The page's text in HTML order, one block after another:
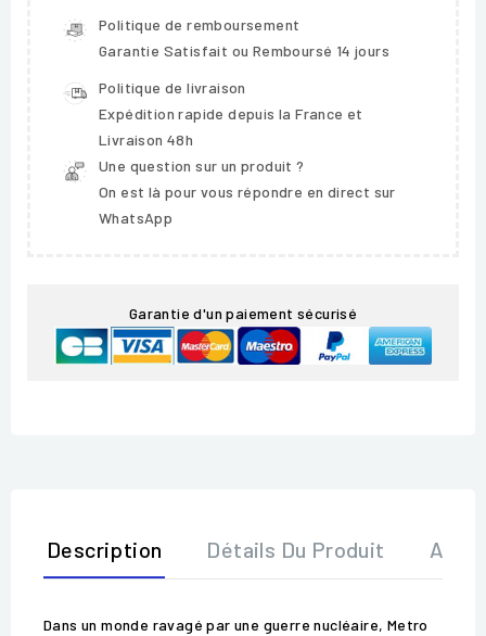
Politique de remboursement
Garantie Satisfait ou Remboursé 14 jours
Politique de livraison
Expédition rapide depuis la France et
Livraison 48h
Une question sur un produit ?
On est là pour vous répondre en direct sur
WhatsApp
Garantie d'un paiement sécurisé
Description Détails Du Produit Avis
Dans un monde ravagé par une guerre nucléaire, Metro